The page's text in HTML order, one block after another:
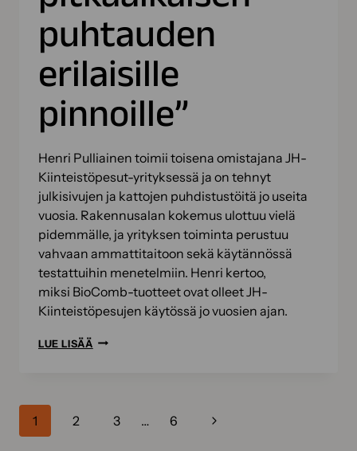
puhtauden
erilaisille
pinnoille”
Henri Pulliainen toimii toisena omistajana JH-
Kiinteistöpesut-yrityksessä ja on tehnyt
julkisivujen ja kattojen puhdistustöitä jo useita
vuosia. Rakennusalan kokemus ulottuu vielä
pidemmälle, ja yrityksen toiminta perustuu
vahvaan ammattitaitoon sekä käytännössä
testattuihin menetelmiin. Henri kertoo,
miksi BioComb-tuotteet ovat olleet JH-
Kiinteistöpesujen käytössä jo vuosien ajan.
LUE LISÄÄ AMMATTILAINEN
PITKÄAIKAISEN
Sivunavigointi
1 2 3 … 6
Seuraava